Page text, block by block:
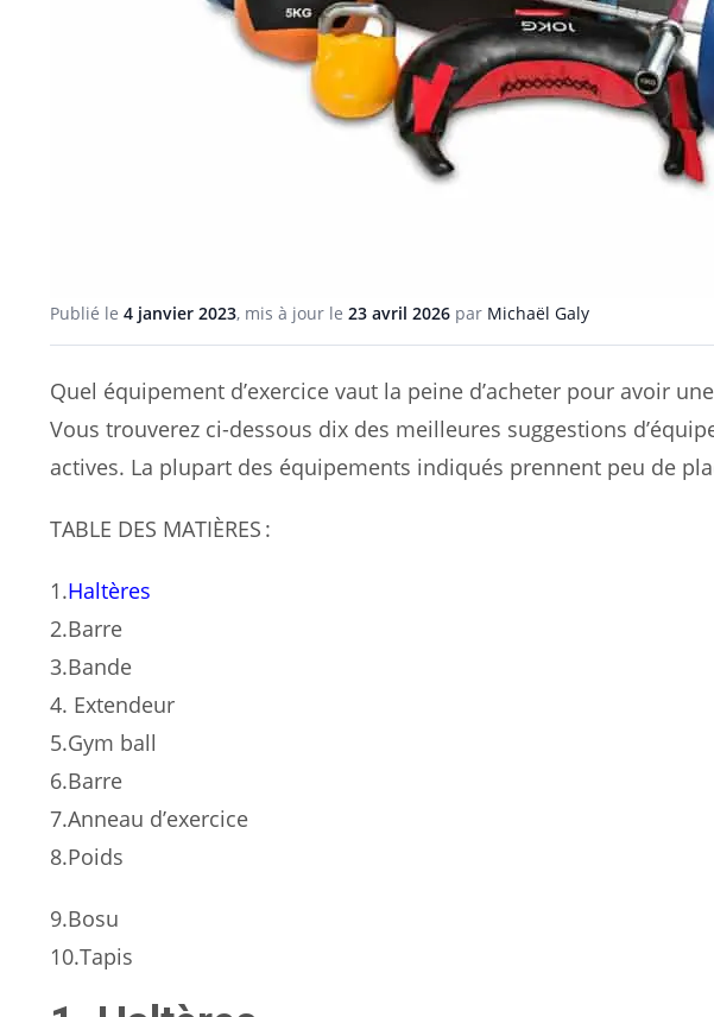
Publié le 4 janvier 2023, mis à jour le 23 avril 2026 par Michaël Galy
Quel équipement d’exercice vaut la peine d’acheter pour avoir
Vous trouverez ci-dessous dix des meilleures suggestions
actives. La plupart des équipements indiqués prennent peu de
TABLE DES MATIÈRES :
1.Haltères
2.Barre
3.Bande
4. Extendeur
5.Gym ball
6.Barre
7.Anneau d’exercice
8.Poids
9.Bosu
10.Tapis